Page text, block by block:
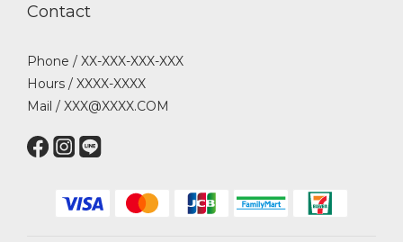
Contact
Phone / XX-XXX-XXX-XXX
Hours / XXXX-XXXX
Mail / XXX@XXXX.COM